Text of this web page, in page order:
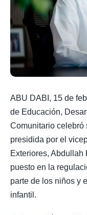
ABU DABI, 15 de
de Educación,
Comunitario celebró
presidida por el
Exteriores, Abdullah
puesto en la
parte de los niños y
infantil.